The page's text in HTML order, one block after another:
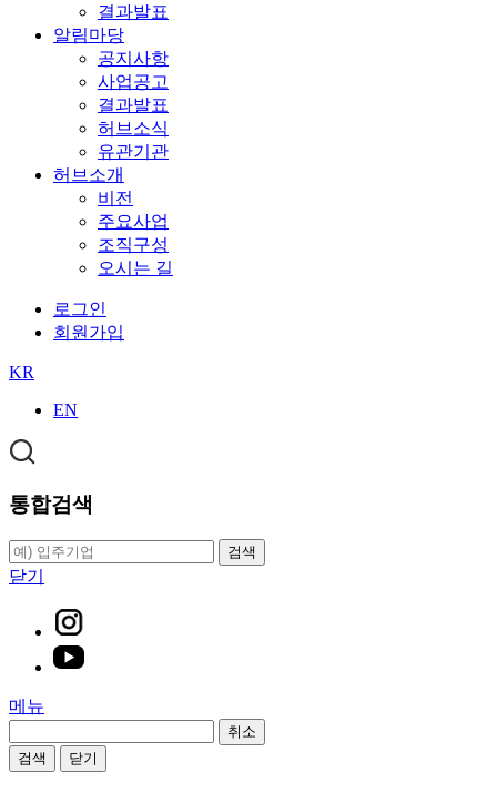
결과발표
알림마당
공지사항
사업공고
결과발표
허브소식
유관기관
허브소개
비전
주요사업
조직구성
오시는 길
로그인
회원가입
KR
EN
통합검색
검색
닫기
메뉴
취소
검색
닫기